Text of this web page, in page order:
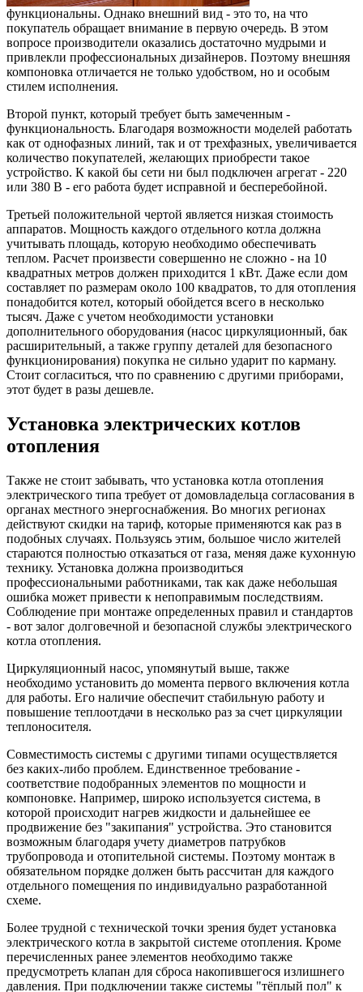
функциональны. Однако внешний вид - это то, на что
покупатель обращает внимание в первую очередь. В этом
вопросе производители оказались достаточно мудрыми и
привлекли профессиональных дизайнеров. Поэтому внешняя
компоновка отличается не только удобством, но и особым
стилем исполнения.
Второй пункт, который требует быть замеченным -
функциональность. Благодаря возможности моделей работать
как от однофазных линий, так и от трехфазных, увеличивается
количество покупателей, желающих приобрести такое
устройство. К какой бы сети ни был подключен агрегат - 220
или 380 В - его работа будет исправной и бесперебойной.
Третьей положительной чертой является низкая стоимость
аппаратов. Мощность каждого отдельного котла должна
учитывать площадь, которую необходимо обеспечивать
теплом. Расчет произвести совершенно не сложно - на 10
квадратных метров должен приходится 1 кВт. Даже если дом
составляет по размерам около 100 квадратов, то для отопления
понадобится котел, который обойдется всего в несколько
тысяч. Даже с учетом необходимости установки
дополнительного оборудования (насос циркуляционный, бак
расширительный, а также группу деталей для безопасного
функционирования) покупка не сильно ударит по карману.
Стоит согласиться, что по сравнению с другими приборами,
этот будет в разы дешевле.
Установка электрических котлов
отопления
Также не стоит забывать, что установка котла отопления
электрического типа требует от домовладельца согласования в
органах местного энергоснабжения. Во многих регионах
действуют скидки на тариф, которые применяются как раз в
подобных случаях. Пользуясь этим, большое число жителей
стараются полностью отказаться от газа, меняя даже кухонную
технику. Установка должна производиться
профессиональными работниками, так как даже небольшая
ошибка может привести к непоправимым последствиям.
Соблюдение при монтаже определенных правил и стандартов
- вот залог долговечной и безопасной службы электрического
котла отопления.
Циркуляционный насос, упомянутый выше, также
необходимо установить до момента первого включения котла
для работы. Его наличие обеспечит стабильную работу и
повышение теплоотдачи в несколько раз за счет циркуляции
теплоносителя.
Совместимость системы с другими типами осуществляется
без каких-либо проблем. Единственное требование -
соответствие подобранных элементов по мощности и
компоновке. Например, широко используется система, в
которой происходит нагрев жидкости и дальнейшее ее
продвижение без "закипания" устройства. Это становится
возможным благодаря учету диаметров патрубков
трубопровода и отопительной системы. Поэтому монтаж в
обязательном порядке должен быть рассчитан для каждого
отдельного помещения по индивидуально разработанной
схеме.
Более трудной с технической точки зрения будет установка
электрического котла в закрытой системе отопления. Кроме
перечисленных ранее элементов необходимо также
предусмотреть клапан для сброса накопившегося излишнего
давления. При подключении также системы "тёплый пол" к